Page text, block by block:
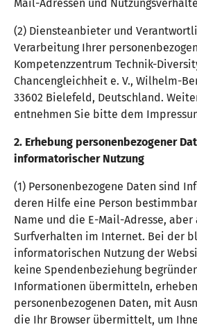
Mail-Adressen und
(2) Diensteanbieter und
Verarbeitung Ihrer
Kompetenzzentrum Technik-
Chancengleichheit e. V., Wilhelm-
33602 Bielefeld, Deutschland.
entnehmen Sie bitte dem
2. Erhebung personenbezogener
informatorischer Nutzung
(1) Personenbezogene Daten sind
deren Hilfe eine Person
Name und die E-Mail-Adresse, aber
Surfverhalten im Internet. Bei der
informatorischen Nutzung der
keine Spendenbeziehung
Informationen übermitteln,
personenbezogenen Daten, mit
die Ihr Browser übermittelt, um